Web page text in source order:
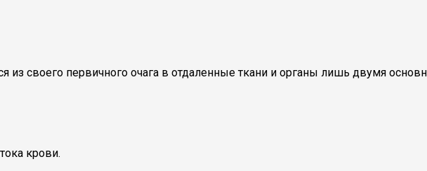
своего первичного очага в отдаленные ткани и органы лишь двумя
крови.